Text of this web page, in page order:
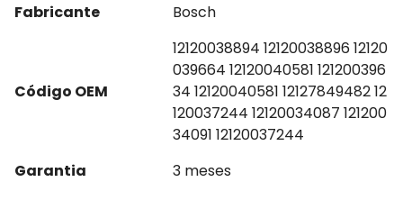
Fabricante
Bosch
Código OEM
12120038894 12120038896 12120
039664 12120040581 121200396
34 12120040581 12127849482 12
120037244 12120034087 121200
34091 12120037244
Garantia
3 meses